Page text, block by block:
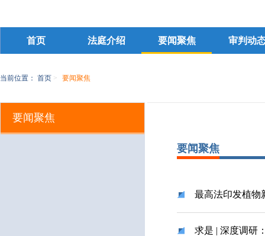
首页 法庭介绍 要闻聚焦 审判动
当前位置： 首页 > 要闻聚焦
要闻聚焦
要闻聚焦
最高法印发植物
求是 | 深度调研